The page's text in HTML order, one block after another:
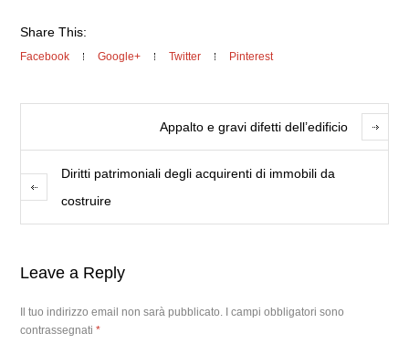
Share This:
Facebook Google+ Twitter Pinterest
Appalto e gravi difetti dell’edificio
Diritti patrimoniali degli acquirenti di immobili da
costruire
Leave a Reply
Il tuo indirizzo email non sarà pubblicato.
I campi obbligatori sono
contrassegnati*